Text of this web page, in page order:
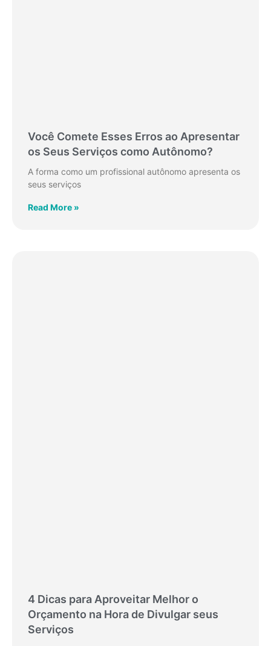
Você Comete Esses Erros ao Apresentar
os Seus Serviços como Autônomo?
A forma como um profissional autônomo apresenta os
seus serviços
Read More »
4 Dicas para Aproveitar Melhor o
Orçamento na Hora de Divulgar seus
Serviços